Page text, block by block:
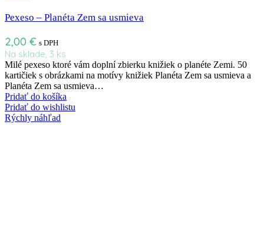
Pexeso – Planéta Zem sa usmieva
2,00 € s DPH
Na sklade, 3 ks
Milé pexeso ktoré vám doplní zbierku knižiek o planéte Zemi. 50
kartičiek s obrázkami na motívy knižiek Planéta Zem sa usmieva a
Planéta Zem sa usmieva…
Pridať do košíka
Pridať do wishlistu
Rýchly náhľad